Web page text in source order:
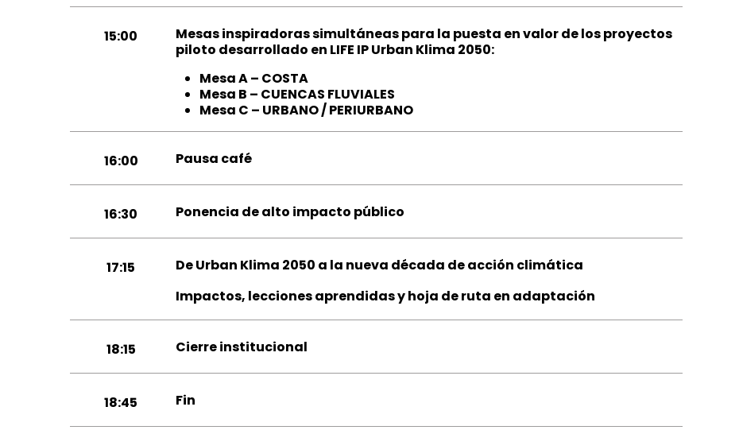
15:00
Mesas inspiradoras simultáneas para la puesta en valor de los proyectos
piloto desarrollado en LIFE IP Urban Klima 2050:
Mesa A – COSTA
Mesa B – CUENCAS FLUVIALES
Mesa C – URBANO / PERIURBANO
16:00 Pausa café
16:30 Ponencia de alto impacto público
17:15
De Urban Klima 2050 a la nueva década de acción climática
Impactos, lecciones aprendidas y hoja de ruta en adaptación
18:15 Cierre institucional
18:45 Fin